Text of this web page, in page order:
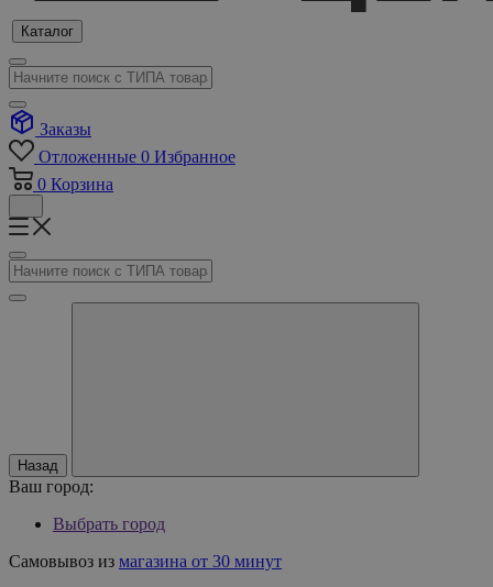
Каталог
Заказы
Отложенные 0 Избранное
0 Корзина
Назад
Ваш город:
Выбрать город
Самовывоз из магазина от 30 минут